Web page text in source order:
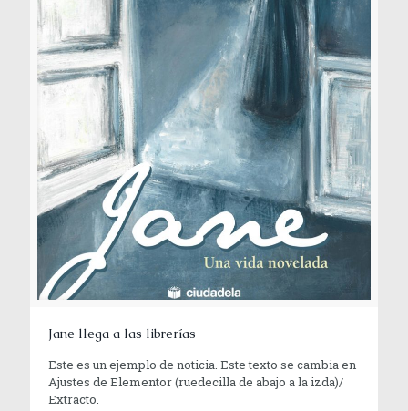
Jane llega a las librerías
Este es un ejemplo de noticia. Este texto se cambia en
Ajustes de Elementor (ruedecilla de abajo a la izda)/
Extracto.